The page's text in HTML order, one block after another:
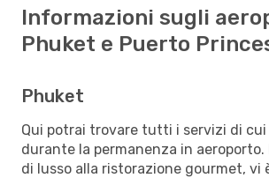
Informazioni sugli
Phuket e Puerto
Phuket
Qui potrai trovare tutti i servizi di cui
durante la permanenza in aeroporto.
di lusso alla ristorazione gourmet, vi